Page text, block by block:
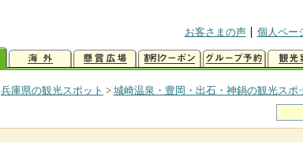
お客さまの声
個人ペー
兵庫県の観光スポット > 城崎温泉・豊岡・出石・神鍋の観光スポ